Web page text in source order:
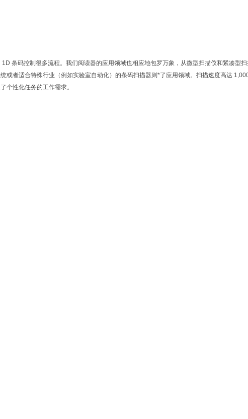
条码控制很多流程。我们阅读器的应用领域也相应地包罗万象，从微型扫描仪和紧凑型
或者适合特殊行业（例如实验室自动化）的条码扫描器则*了应用领域。扫描速度高达
个性化任务的工作需求。